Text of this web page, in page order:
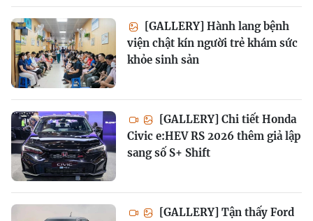
[GALLERY] Hành lang bệnh
viện chật kín người trẻ khám sức
khỏe sinh sản
[GALLERY] Chi tiết Honda
Civic e:HEV RS 2026 thêm giả lập
sang số S+ Shift
[GALLERY] Tận thấy Ford